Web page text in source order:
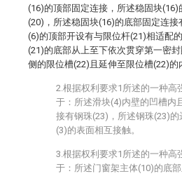
(16)的顶部固定连接，所述稳固块
(20)，所述稳固块(16)的底部固定连
(6)的顶部开设有与限位杆(21)相适配
(21)的底部从上至下依次贯穿第一密
侧的限位槽(22)且延伸至限位槽(22)的
2.根据权利要求1所述的一种高
于：所述滑块(4)内壁的凹槽内
接有钢珠(23)，所述钢珠(23)
(3)的表面相互接触。
3.根据权利要求1所述的一种高
于：所述门窗架主体(10)的底